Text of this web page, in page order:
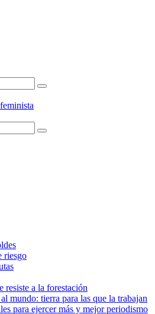
riesgo
resiste a la forestación
mundo: tierra para las que la trabajan
para ejercer más y mejor periodismo